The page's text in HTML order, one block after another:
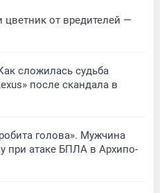
цветник от вредителей —
сложилась судьба
после скандала в
голова». Мужчина
при атаке БПЛА в Архипо-